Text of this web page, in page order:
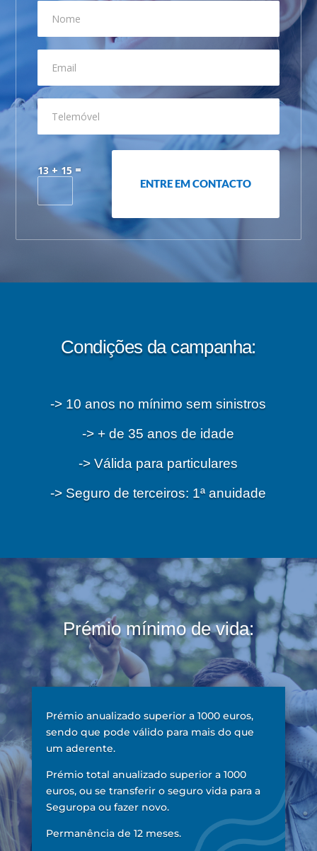
Nome
Email
Telemóvel
13 + 15 =
ENTRE EM CONTACTO
Condições da campanha:
-> 10 anos no mínimo sem sinistros
-> + de 35 anos de idade
-> Válida para particulares
-> Seguro de terceiros: 1ª anuidade
Prémio mínimo de vida:
Prémio anualizado superior a 1000 euros,
sendo que pode válido para mais do que
um aderente.
Prémio total anualizado superior a 1000
euros, ou se transferir o seguro vida para a
Seguropa ou fazer novo.
Permanência de 12 meses.